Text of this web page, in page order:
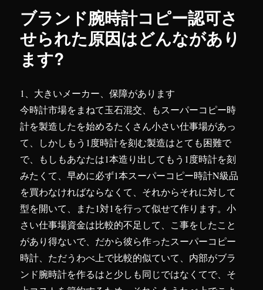
ピ
ー
時
し
て
紳
士
愛
顧
を
受
け
ま
す
に
ブランド腕時計コピー認可さ
せられた原因はどんながあり
ます?
1、大きいメーカー、保障があります
今時計市場をまねて玉石混交、もスーパーコピー時
計を製造したを始めるたくさん小さい仕事場があっ
て、しかしもう1度時計を刻む製造はとても困難で
で、もしもあなたは1本造り出してもう1度時計を刻
みたくて、早めに必ず1本スーパーコピー時計N級品
を買わなければならなくて、それからそれに対して
型を開いて、また1対1を行って似せて作ります。小
さい仕事場資金は比較的不足して、こ事をしたこと
があり得ないで、だから彼ら作ったスーパーコピー
時計、ただうわべ上で比較的似ていて、内部がブラ
ンド腕時計を作るはと少しも同じではなくてで、そ